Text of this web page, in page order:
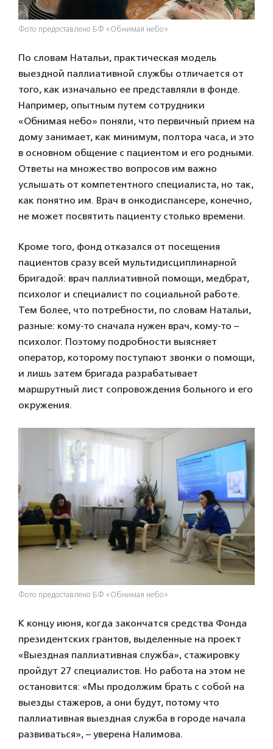
Фото предоставлено БФ «Обнимая небо»
По словам Натальи, практическая модель
выездной паллиативной службы отличается от
того, как изначально ее представляли в фонде.
Например, опытным путем сотрудники
«Обнимая небо» поняли, что первичный прием на
дому занимает, как минимум, полтора часа, и это
в основном общение с пациентом и его родными.
Ответы на множество вопросов им важно
услышать от компетентного специалиста, но так,
как понятно им. Врач в онкодиспансере, конечно,
не может посвятить пациенту столько времени.
Кроме того, фонд отказался от посещения
пациентов сразу всей мультидисциплинарной
бригадой: врач паллиативной помощи, медбрат,
психолог и специалист по социальной работе.
Тем более, что потребности, по словам Натальи,
разные: кому-то сначала нужен врач, кому-то –
психолог. Поэтому подробности выясняет
оператор, которому поступают звонки о помощи,
и лишь затем бригада разрабатывает
маршрутный лист сопровождения больного и его
окружения.
Фото предоставлено БФ «Обнимая небо»
К концу июня, когда закончатся средства Фонда
президентских грантов, выделенные на проект
«Выездная паллиативная служба», стажировку
пройдут 27 специалистов. Но работа на этом не
остановится: «Мы продолжим брать с собой на
выезды стажеров, а они будут, потому что
паллиативная выездная служба в городе начала
развиваться», – уверена Налимова.